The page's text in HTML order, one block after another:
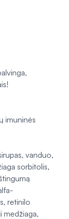
imuninės
vanduo,
sorbitolis,
retinilo
medžiaga,